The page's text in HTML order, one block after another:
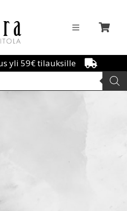
yli 59€ tilauksille